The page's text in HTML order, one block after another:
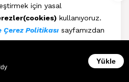
için yasal
kullanıyoruz.
Çerez Politikası sayfamızdan
Kabul EtYükle